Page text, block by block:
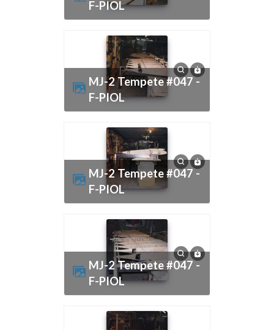
F-PIOL
MJ-2 Tempete #047 -
F-PIOL
MJ-2 Tempete #047 -
F-PIOL
MJ-2 Tempete #047 -
F-PIOL